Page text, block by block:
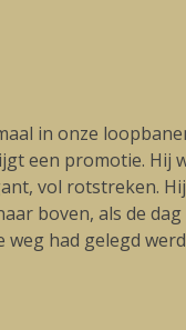
in onze
een promotie. Hij
vol rotstreken.
boven, als de
weg had gelegd